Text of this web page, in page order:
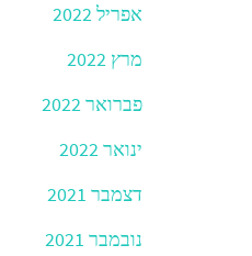
אפריל 2022
מרץ 2022
פברואר 2022
ינואר 2022
דצמבר 2021
נובמבר 2021